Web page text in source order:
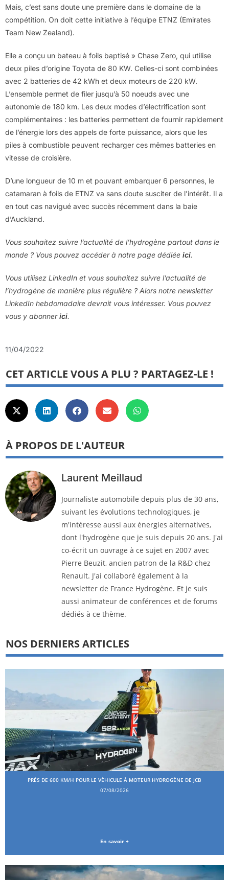
Mais, c’est sans doute une première dans le domaine de la
compétition. On doit cette initiative à l’équipe ETNZ (Emirates
Team New Zealand).
Elle a conçu un bateau à foils baptisé » Chase Zero, qui utilise
deux piles d’origine Toyota de 80 KW. Celles-ci sont combinées
avec 2 batteries de 42 kWh et deux moteurs de 220 kW.
L’ensemble permet de filer jusqu’à 50 noeuds avec une
autonomie de 180 km. Les deux modes d’électrification sont
complémentaires : les batteries permettent de fournir rapidement
de l’énergie lors des appels de forte puissance, alors que les
piles à combustible peuvent recharger ces mêmes batteries en
vitesse de croisière.
D’une longueur de 10 m et pouvant embarquer 6 personnes, le
catamaran à foils de ETNZ va sans doute susciter de l’intérêt. Il a
en tout cas navigué avec succès récemment dans la baie
d’Auckland.
Vous souhaitez suivre l’actualité de l’hydrogène partout dans le
monde ? Vous pouvez accéder à notre page dédiée ici.
Vous utilisez LinkedIn et vous souhaitez suivre l’actualité de
l’hydrogène de manière plus régulière ? Alors notre newsletter
LinkedIn hebdomadaire devrait vous intéresser. Vous pouvez
vous y abonnerici.
11/04/2022
CET ARTICLE VOUS A PLU ? PARTAGEZ-LE !
À PROPOS DE L'AUTEUR
Laurent Meillaud
Journaliste automobile depuis plus de 30 ans,
suivant les évolutions technologiques, je
m'intéresse aussi aux énergies alternatives,
dont l'hydrogène que je suis depuis 20 ans. J'ai
co-écrit un ouvrage à ce sujet en 2007 avec
Pierre Beuzit, ancien patron de la R&D chez
Renault. J'ai collaboré également à la
newsletter de France Hydrogène. Et je suis
aussi animateur de conférences et de forums
dédiés à ce thème.
NOS DERNIERS ARTICLES
PRÈS DE 600 KM/H POUR LE VÉHICULE À MOTEUR HYDROGÈNE DE JCB
07/08/2026
En savoir +